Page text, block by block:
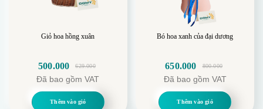
Giỏ hoa hồng xuân
629.000
Giá
gốc
500.000
Giá
hiện
Đã bao gồm VAT
Thêm vào giỏ
Bó hoa xanh của đại dương
800.000
Giá
gốc
650.000
Giá
hiện
Đã bao gồm VAT
Thêm vào giỏ